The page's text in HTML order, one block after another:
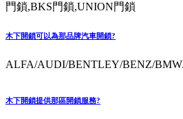
門鎖,BKS門鎖,UNION門鎖
木下開鎖可以為那品牌汽車開鎖?
ALFA/AUDI/BENTLEY/BENZ/
木下開鎖提供那區開鎖服務?